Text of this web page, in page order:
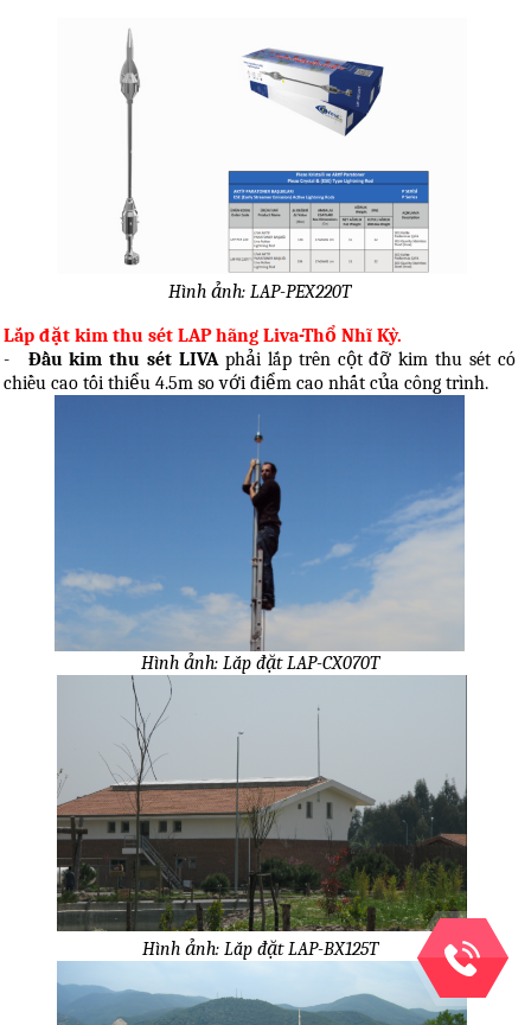
Hình ảnh: LAP-PEX220T
Lắp đặt kim thu sét LAP hãng Liva-Thổ Nhĩ Kỳ.
-
Đầu kim thu sét LIVAphải lắp trên cột đỡ kim thu sét có
chiều cao tối thiểu 4.5m so với điểm cao nhất của công trình.
Hình ảnh: Lắp đặt LAP-CX070T
Hình ảnh: Lắp đặt LAP-BX125T